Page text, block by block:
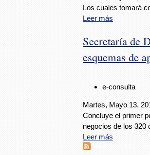
Los cuales tomará
Leer más
Secretaría de
esquemas de
e-consulta
Martes, Mayo 13,
Concluye el primer
negocios de los 320
Leer más